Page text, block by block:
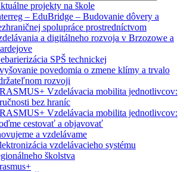
projekty na škole
– EduBridge – Budovanie dôvery a
spolupráce prostredníctvom
a digitálneho rozvoja v Brzozowe a
SPŠ technickej
povedomia o zmene klímy a trvalo
rozvoji
Vzdelávacia mobilita jednotlivcov:
bez hraníc
Vzdelávacia mobilita jednotlivcov:
cestovať a objavovať
a vzdelávame
vzdelávacieho systému
školstva